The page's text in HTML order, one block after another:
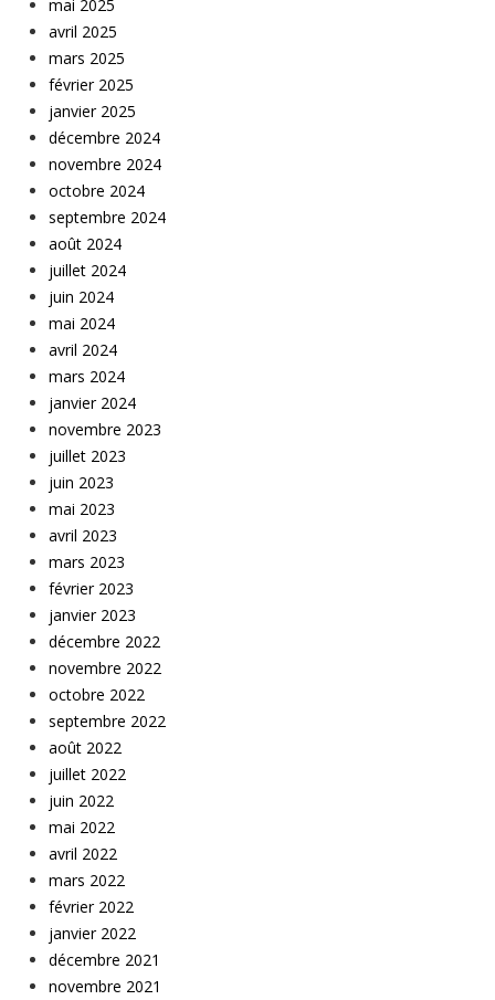
mai 2025
avril 2025
mars 2025
février 2025
janvier 2025
décembre 2024
novembre 2024
octobre 2024
septembre 2024
août 2024
juillet 2024
juin 2024
mai 2024
avril 2024
mars 2024
janvier 2024
novembre 2023
juillet 2023
juin 2023
mai 2023
avril 2023
mars 2023
février 2023
janvier 2023
décembre 2022
novembre 2022
octobre 2022
septembre 2022
août 2022
juillet 2022
juin 2022
mai 2022
avril 2022
mars 2022
février 2022
janvier 2022
décembre 2021
novembre 2021